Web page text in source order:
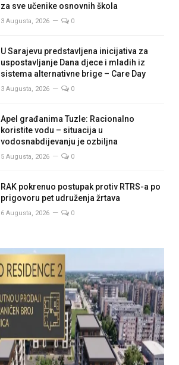
za sve učenike osnovnih škola
3 Augusta, 2026 0
U Sarajevu predstavljena inicijativa za
uspostavljanje Dana djece i mladih iz
sistema alternativne brige – Care Day
3 Augusta, 2026 0
Apel građanima Tuzle: Racionalno
koristite vodu – situacija u
vodosnabdijevanju je ozbiljna
5 Augusta, 2026 0
RAK pokrenuo postupak protiv RTRS-a po
prigovoru pet udruženja žrtava
6 Augusta, 2026 0